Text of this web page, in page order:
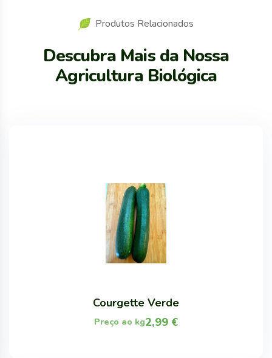
Produtos Relacionados
Descubra Mais da Nossa
Agricultura Biológica
Courgette Verde
2,99 €
Preço ao kg